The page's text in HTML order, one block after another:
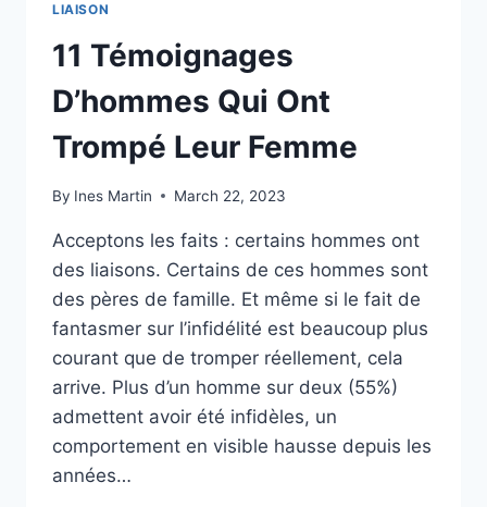
LIAISON
11 Témoignages
D’hommes Qui Ont
Trompé Leur Femme
By Ines Martin March 22, 2023
Acceptons les faits : certains hommes ont
des liaisons. Certains de ces hommes sont
des pères de famille. Et même si le fait de
fantasmer sur l’infidélité est beaucoup plus
courant que de tromper réellement, cela
arrive. Plus d’un homme sur deux (55%)
admettent avoir été infidèles, un
comportement en visible hausse depuis les
années…